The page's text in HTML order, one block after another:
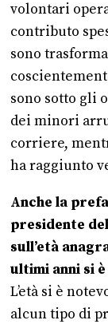
volontari
contributo
sono
sono sotto gli
dei minori
corriere,
ha raggiunto
Anche la
presidente
sull’età
ultimi anni si
L’età si è
alcun tipo di